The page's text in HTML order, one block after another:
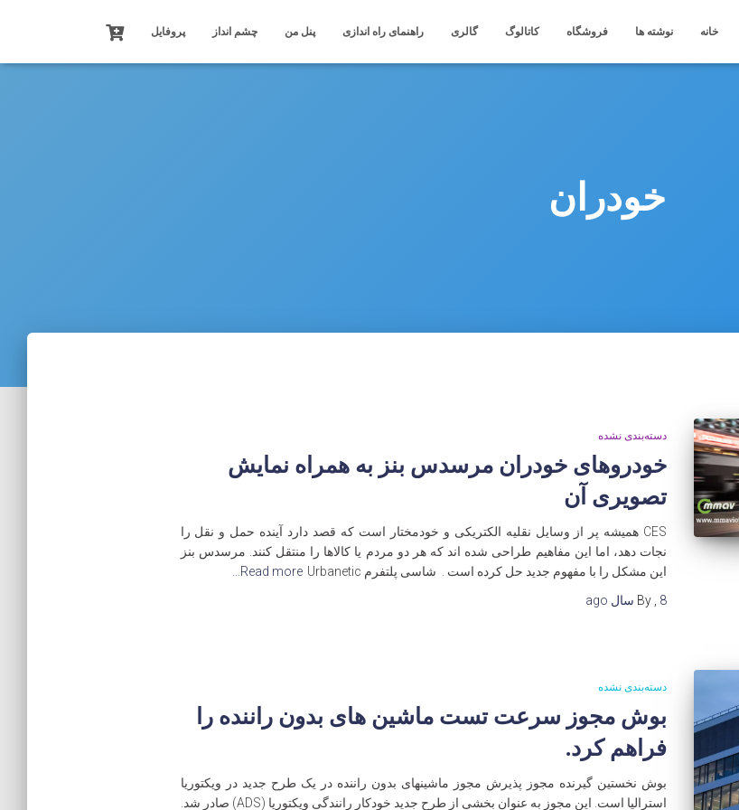
خانه نوشته ها فروشگاه کاتالوگ گالری راهنمای راه اندازی پنل من چشم انداز پروفایل
خودران
دسته‌بندی نشده
خودروهای خودران مرسدس بنز به همراه نمایش
تصویری آن
CES همیشه پر از وسایل نقلیه الکتریکی و خودمختار است که قصد دارد آینده حمل و نقل را
نجات دهد، اما این مفاهیم طراحی شده اند که هر دو مردم یا کالاها را منتقل کنند. مرسدس بنز
این مشکل را با مفهوم جدید حل کرده است . شاسی پلتفرم Urbanetic
Read more…
By
8 سال
دسته‌بندی نشده
بوش مجوز سرعت تست ماشین های بدون راننده را
فراهم کرد.
بوش نخستین گیرنده مجوز پذیرش مجوز ماشینهای بدون راننده در یک طرح جدید در ویکتوریا
استرالیا است. این مجوز به عنوان بخشی از طرح جدید خودکار رانندگی ویکتوریا (ADS) صادر شد.